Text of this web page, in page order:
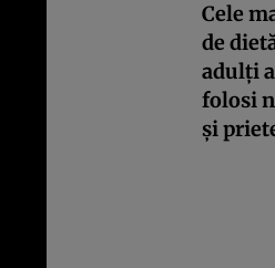
Cele
de
adulți
folosi
și